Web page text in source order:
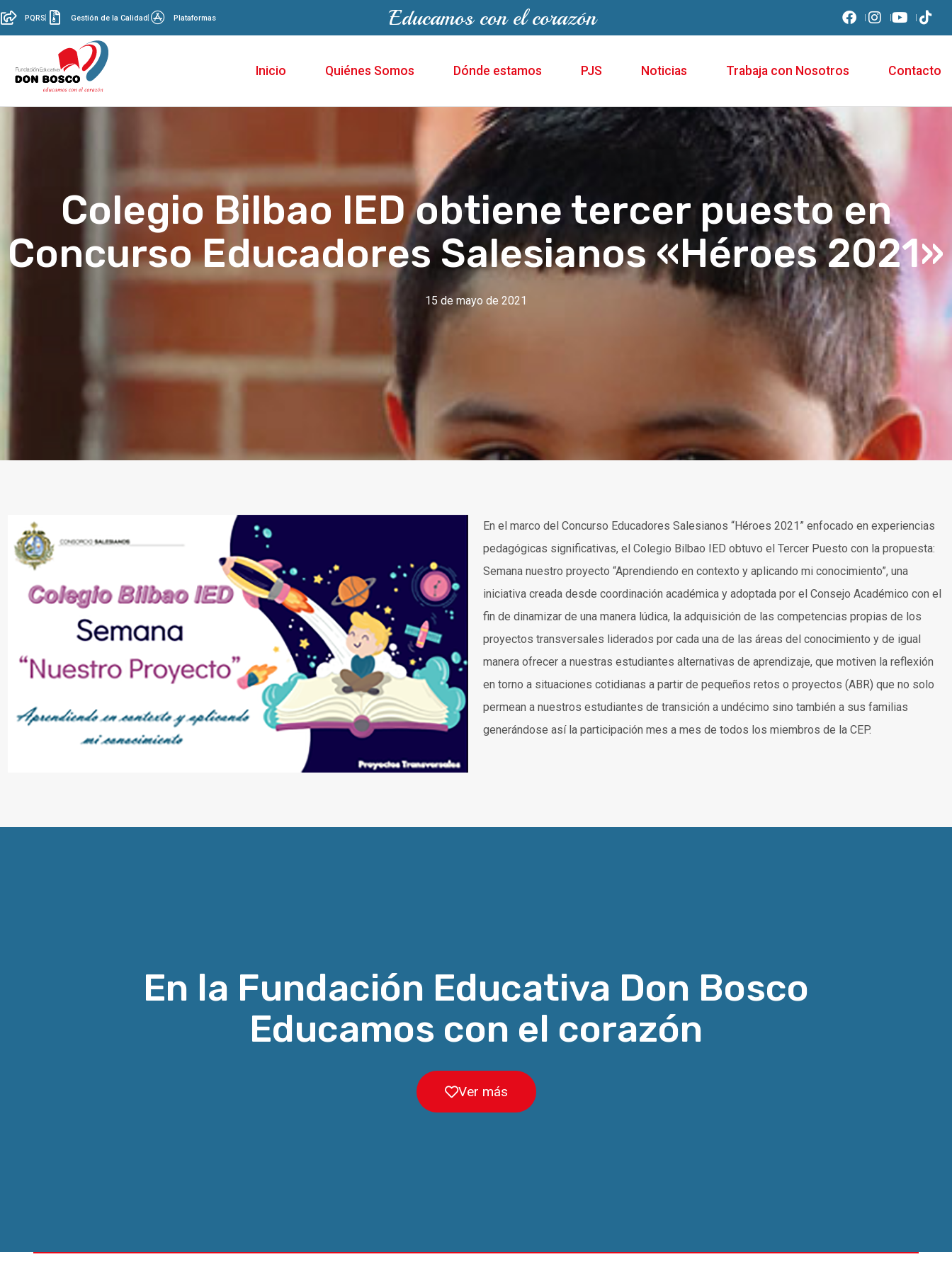
PQRS Gestión de la Calidad Plataformas Educamos con el corazón
Inicio Quiénes Somos Dónde estamos PJS Noticias Trabaja con Nosotros Contacto
Colegio Bilbao IED obtiene tercer puesto en
Concurso Educadores Salesianos «Héroes 2021»
15 de mayo de 2021
En el marco del Concurso Educadores Salesianos “Héroes 2021” enfocado en experiencias
pedagógicas significativas, el Colegio Bilbao IED obtuvo el Tercer Puesto con la propuesta:
Semana nuestro proyecto “Aprendiendo en contexto y aplicando mi conocimiento”, una
iniciativa creada desde coordinación académica y adoptada por el Consejo Académico con el
fin de dinamizar de una manera lúdica, la adquisición de las competencias propias de los
proyectos transversales liderados por cada una de las áreas del conocimiento y de igual
manera ofrecer a nuestras estudiantes alternativas de aprendizaje, que motiven la reflexión
en torno a situaciones cotidianas a partir de pequeños retos o proyectos (ABR) que no solo
permean a nuestros estudiantes de transición a undécimo sino también a sus familias
generándose así la participación mes a mes de todos los miembros de la CEP.
En la Fundación Educativa Don Bosco
Educamos con el corazón
Ver más